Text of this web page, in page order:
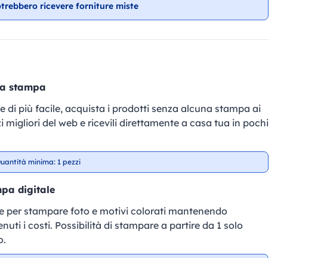
ricevere forniture miste
stampa
di più facile, acquista i prodotti senza alcuna stampa ai
migliori del web e ricevili direttamente a casa tua in pochi
minima: 1 pezzi
digitale
per stampare foto e motivi colorati mantenendo
i costi. Possibilità di stampare a partire da 1 solo